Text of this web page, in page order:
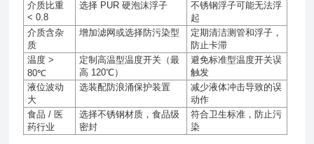
介质比重
< 0.8
选择 PUR硬泡沫浮子
不锈钢浮子可能无法浮
起
介质含杂
质
增加滤网或选择防污染型
定期清洁测管和浮子，
防止卡滞
温度 >
80℃
定制高温型温度开关（最
高 120℃）
避免标准型温度开关误
触发
液位波动
大
选装配防浪涌保护装置
减少液体冲击导致的误
动作
食品 / 医
药行业
选择不锈钢材质，食品级
密封
符合卫生标准，防止污
染